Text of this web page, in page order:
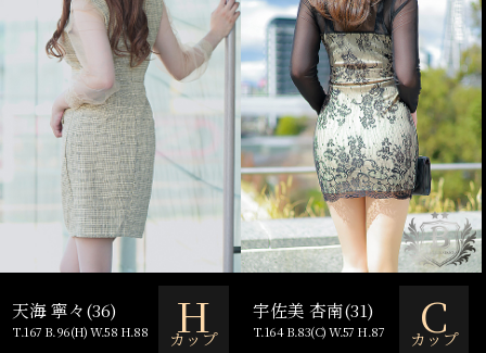
天海 寧々(36)
T.167 B.96(H) W.58 H.88 H
カップ
宇佐美 杏南(31)
T.164 B.83(C) W.57 H.87 C
カップ